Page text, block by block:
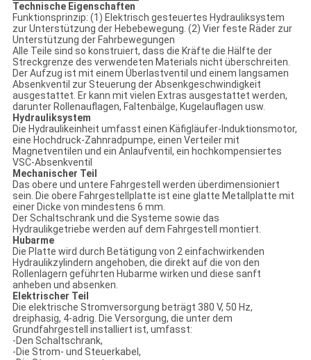
Technische Eigenschaften
Funktionsprinzip: (1) Elektrisch gesteuertes Hydrauliksystem
zur Unterstützung der Hebebewegung. (2) Vier feste Räder zur
Unterstützung der Fahrbewegungen
Alle Teile sind so konstruiert, dass die Kräfte die Hälfte der
Streckgrenze des verwendeten Materials nicht überschreiten.
Der Aufzug ist mit einem Überlastventil und einem langsamen
Absenkventil zur Steuerung der Absenkgeschwindigkeit
ausgestattet. Er kann mit vielen Extras ausgestattet werden,
darunter Rollenauflagen, Faltenbälge, Kugelauflagen usw.
Hydrauliksystem
Die Hydraulikeinheit umfasst einen Käfigläufer-Induktionsmotor,
eine Hochdruck-Zahnradpumpe, einen Verteiler mit
Magnetventilen und ein Anlaufventil, ein hochkompensiertes
VSC-Absenkventil
Mechanischer Teil
Das obere und untere Fahrgestell werden überdimensioniert
sein. Die obere Fahrgestellplatte ist eine glatte Metallplatte mit
einer Dicke von mindestens 6 mm.
Der Schaltschrank und die Systeme sowie das
Hydraulikgetriebe werden auf dem Fahrgestell montiert.
Hubarme
Die Platte wird durch Betätigung von 2 einfachwirkenden
Hydraulikzylindern angehoben, die direkt auf die von den
Rollenlagern geführten Hubarme wirken und diese sanft
anheben und absenken.
Elektrischer Teil
Die elektrische Stromversorgung beträgt 380 V, 50 Hz,
dreiphasig, 4-adrig. Die Versorgung, die unter dem
Grundfahrgestell installiert ist, umfasst:
-Den Schaltschrank,
-Die Strom- und Steuerkabel,